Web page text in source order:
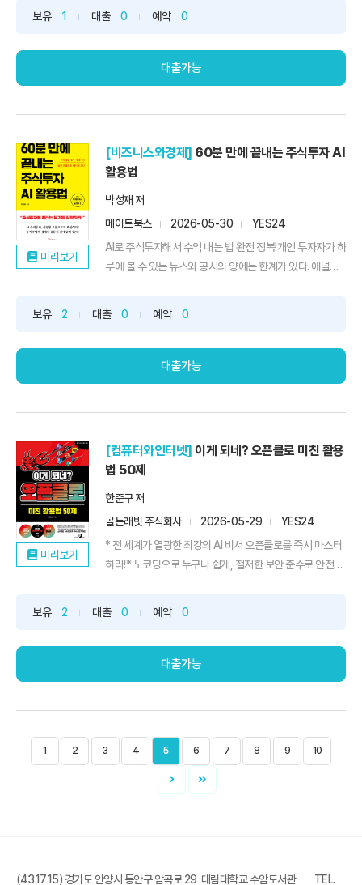
법사들』이 소개한 여성 최강 트레이더린다 라쉬케의 시장의
보유 1 대출 0 예약 0
대출가능
미리보기
[비즈니스와경제] 60분 만에 끝내는 주식투자 AI
활용법
박성재 저
메이트북스
2026-05-30
YES24
AI로 주식투자해서 수익 내는 법 완전 정복!개인 투자자가 하
루에 볼 수 있는 뉴스와 공시의 양에는 한계가 있다. 애널리
인하고, 거시경제 흐름까지 연결하려면 전업 투자자도 시간
보유 2 대출 0 예약 0
대출가능
미리보기
[컴퓨터와인터넷] 이게 되네? 오픈클로 미친 활용
법 50제
한준구 저
골든래빗 주식회사
2026-05-29
YES24
* 전 세계가 열광한 최강의 AI 비서 오픈클로를 즉시 마스터
하라!* 노코딩으로 누구나 쉽게, 철저한 보안 준수로 안전하
비서를 지금 만나세요!오픈클로(OpenClaw)는 내 컴퓨터
보유 2 대출 0 예약 0
대출가능
1 2 3 4 5 6 7 8 9 10
(431715) 경기도 안양시 동안구 암곡로 29 대림대학교 수암도서관 TEL.